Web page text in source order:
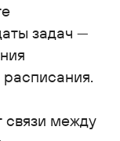
задач —
связи между